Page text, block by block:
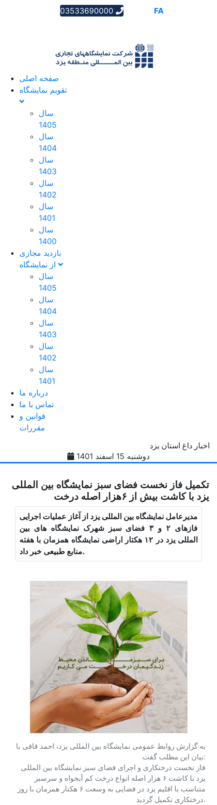
03533690000 FA
صفحه اصلی
تقویم نمایشگاه
سال
1405
سال
1404
سال
1403
سال
1402
سال
1401
سال
1400
بازدید مجازی
سال
1405
سال
1404
سال
1403
سال
1402
سال
1401
درباره ما
تماس با ما
قوانین و
مقررات
اخبار داغ استان یزد
دوشنبه 15 اسفند 1401
تکمیل فاز نخست فضای سبز نمایشگاه بین المللی
یزد با کاشت بیش از ۶هزار اصله درخت
مدیرعامل نمایشگاه بین المللی یزد از آغاز عملیات اجرایی
فازهای ۲ و ۳ فضای سبز شهرک نمایشگاه های بین
المللی یزد در ۱۲ هکتار اراضی نمایشگاه همزمان با هفته
منابع طبیعی خبر داد.
به گزارش روابط عمومی نمایشگاه بین المللی یزد، احمد قافی با
بیان این مطلب گفت:
فاز نخست درختکاری و اجرای فضای سبز نمایشگاه بین المللی
یزد با کاشت ۶ هزار اصله انواع درخت کم آبخواه و سرسبز
متناسب با اقلیم یزد در فضایی به وسعت ۶ هکتار همزمان با روز
درختکاری تکمیل گردید.